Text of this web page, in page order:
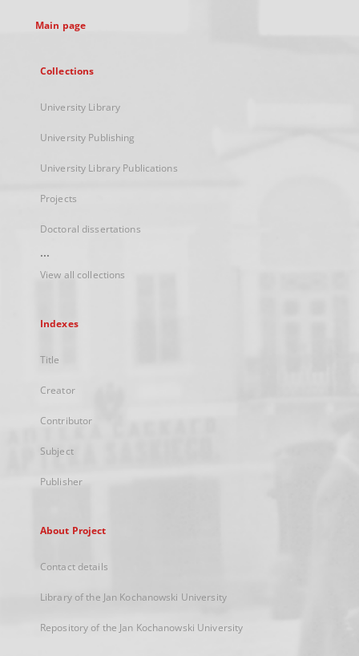
Main page
Collections
University Library
University Publishing
University Library Publications
Projects
Doctoral dissertations
...
View all collections
Indexes
Title
Creator
Contributor
Subject
Publisher
About Project
Contact details
Library of the Jan Kochanowski University
Repository of the Jan Kochanowski University